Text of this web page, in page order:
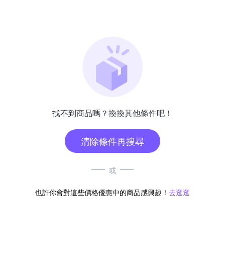
找不到商品嗎？換換其他條件吧！
清除條件再搜尋
或
也許你會對這些價格優惠中的商品感興趣！ 去逛逛